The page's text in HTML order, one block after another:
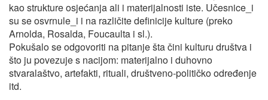
kao strukture osjećanja ali i materijalnosti iste. Učesnice_i
su se osvrnule_i i na različite definicije kulture (preko
Arnolda, Rosalda, Foucaulta i sl.).
Pokušalo se odgovoriti na pitanje šta čini kulturu društva i
što ju povezuje s nacijom: materijalno i duhovno
stvaralaštvo, artefakti, rituali, društveno-političko određenje
itd.